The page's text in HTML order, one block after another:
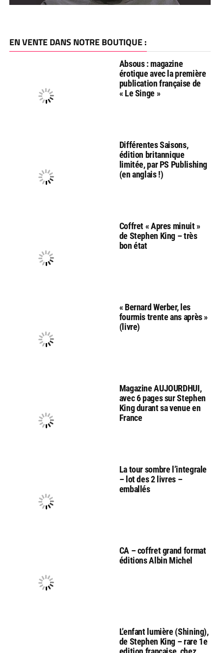
EN VENTE DANS NOTRE BOUTIQUE :
Absous : magazine
érotique avec la première
publication française de
« Le Singe »
Différentes Saisons,
édition britannique
limitée, par PS Publishing
(en anglais !)
Coffret « Apres minuit »
de Stephen King – très
bon état
« Bernard Werber, les
fourmis trente ans après »
(livre)
Magazine AUJOURDHUI,
avec 6 pages sur Stephen
King durant sa venue en
France
La tour sombre l’integrale
– lot des 2 livres –
emballés
CA – coffret grand format
éditions Albin Michel
L’enfant lumière (Shining),
de Stephen King – rare 1e